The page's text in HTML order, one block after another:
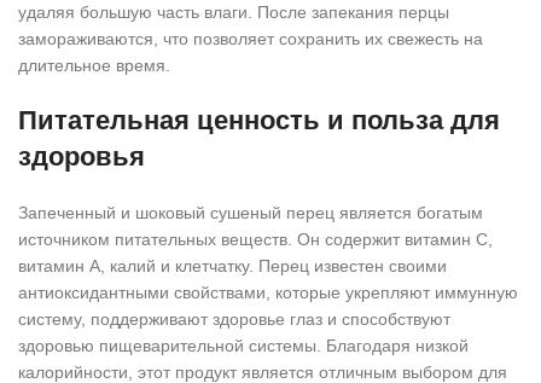
удаляя большую часть влаги. После запекания перцы
замораживаются, что позволяет сохранить их свежесть на
длительное время.
Питательная ценность и польза для
здоровья
Запеченный и шоковый сушеный перец является богатым
источником питательных веществ. Он содержит витамин С,
витамин А, калий и клетчатку. Перец известен своими
антиоксидантными свойствами, которые укрепляют иммунную
систему, поддерживают здоровье глаз и способствуют
здоровью пищеварительной системы. Благодаря низкой
калорийности, этот продукт является отличным выбором для